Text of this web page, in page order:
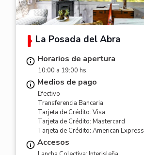
La Posada del Abra
Horarios de apertura
10:00 a 19:00 hs.
Medios de pago
Efectivo
Transferencia Bancaria
Tarjeta de Crédito: Visa
Tarjeta de Crédito: Mastercard
Tarjeta de Crédito: American Express
Accesos